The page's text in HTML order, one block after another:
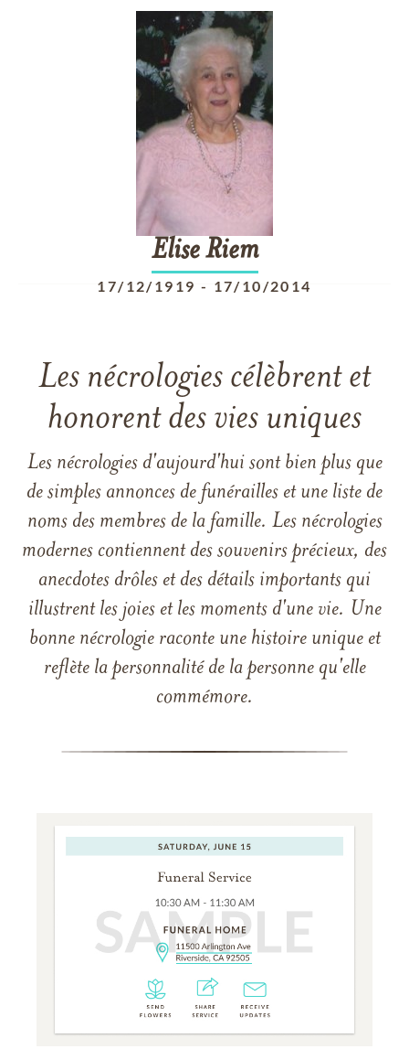
Elise Riem
17/12/1919 - 17/10/2014
Les nécrologies célèbrent et
honorent des vies uniques
Les nécrologies d'aujourd'hui sont bien plus que
de simples annonces de funérailles et une liste de
noms des membres de la famille. Les nécrologies
modernes contiennent des souvenirs précieux, des
anecdotes drôles et des détails importants qui
illustrent les joies et les moments d'une vie. Une
bonne nécrologie raconte une histoire unique et
reflète la personnalité de la personne qu'elle
commémore.